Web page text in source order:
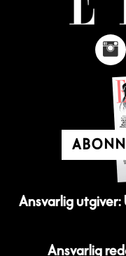
Ansvarlig utgiver:
Ansvarlig